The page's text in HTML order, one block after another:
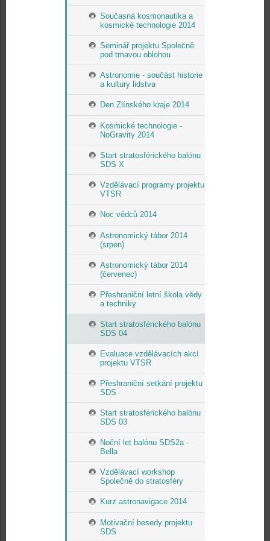
Současná kosmonautika a
kosmické technologie 2014
Seminář projektu Společně
pod tmavou oblohou
Astronomie - součást historie
a kultury lidstva
Den Zlínského kraje 2014
Kosmické technologie -
NoGravity 2014
Start stratosférického balónu
SDS X
Vzdělávací programy projektu
VTSR
Noc vědců 2014
Astronomický tábor 2014
(srpen)
Astronomický tábor 2014
(červenec)
Přeshraniční letní škola vědy
a techniky
Start stratosférického balónu
SDS 04
Evaluace vzdělávacích akcí
projektu VTSR
Přeshraniční setkání projektu
SDS
Start stratosférického balónu
SDS 03
Noční let balónu SDS2a -
Bella
Vzdělávací workshop
Společně do stratosféry
Kurz astronavigace 2014
Motivační besedy projektu
SDS